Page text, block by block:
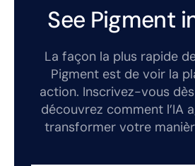
See Pigment
La façon la plus rapide
Pigment est de voir la
action. Inscrivez-vous
découvrez comment l’IA
transformer votre